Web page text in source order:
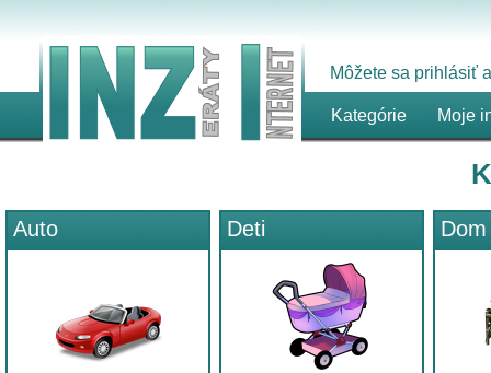
Môžete sa prihlásiť
Kategórie Moje
Auto Deti